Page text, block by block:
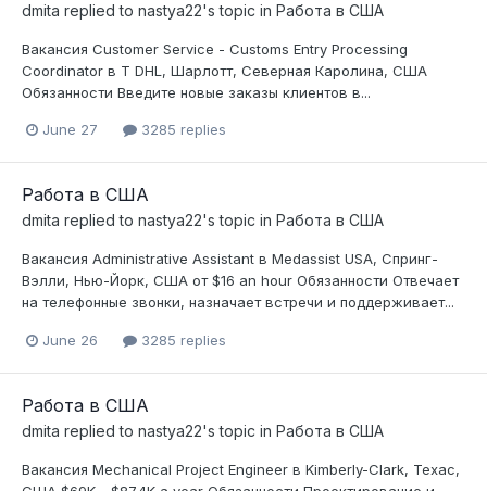
dmita replied to nastya22's topic in Работа в США
Вакансия Customer Service - Customs Entry Processing
Coordinator в T DHL, Шарлотт, Северная Каролина, США
Обязанности Введите новые заказы клиентов в...
June 27 3285 replies
Работа в США
dmita replied to nastya22's topic in Работа в США
Вакансия Administrative Assistant в Medassist USA, Спринг-
Вэлли, Нью-Йорк, США от $16 an hour Обязанности Отвечает
на телефонные звонки, назначает встречи и поддерживает...
June 26 3285 replies
Работа в США
dmita replied to nastya22's topic in Работа в США
Вакансия Mechanical Project Engineer в Kimberly-Clark, Техас,